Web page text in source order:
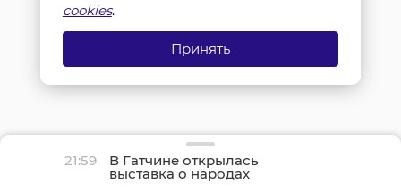
21:59 В Гатчине открылась
выставка о народах
Севера и ледоколе
cookies.
Принять